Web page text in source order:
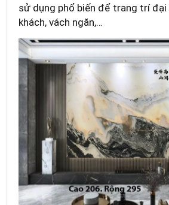
sử dụng phổ biến để trang trí đại
khách, vách ngăn,…